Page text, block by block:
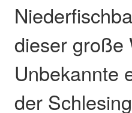
dieser große
Unbekannte
der